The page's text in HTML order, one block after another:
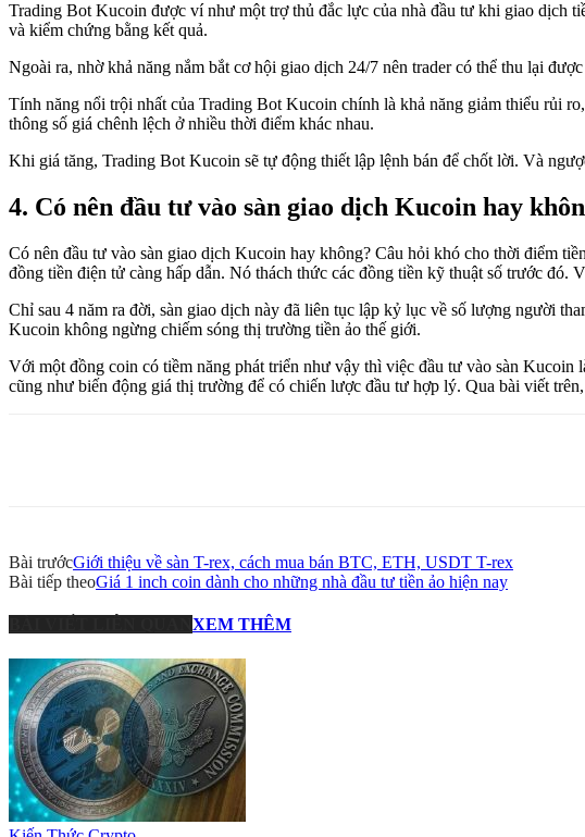
Trading Bot Kucoin được ví như một trợ thủ đắc lực của nhà đầu tư khi giao dịch
và kiểm chứng bằng kết quả.
Ngoài ra, nhờ khả năng nắm bắt cơ hội giao dịch 24/7 nên trader có thể thu lại
Tính năng nổi trội nhất của Trading Bot Kucoin chính là khả năng giảm thiểu rủi
thông số giá chênh lệch ở nhiều thời điểm khác nhau.
Khi giá tăng, Trading Bot Kucoin sẽ tự động thiết lập lệnh bán để chốt lời. Và
4. Có nên đầu tư vào sàn giao dịch Kucoin hay
Có nên đầu tư vào sàn giao dịch Kucoin hay không? Câu hỏi khó cho thời điểm
đồng tiền điện tử càng hấp dẫn. Nó thách thức các đồng tiền kỹ thuật số trước đó.
Chỉ sau 4 năm ra đời, sàn giao dịch này đã liên tục lập kỷ lục về số lượng người
Kucoin không ngừng chiếm sóng thị trường tiền ảo thế giới.
Với một đồng coin có tiềm năng phát triển như vậy thì việc đầu tư vào sàn
cũng như biến động giá thị trường để có chiến lược đầu tư hợp lý. Qua bài viết
Bài trướcGiới thiệu về sàn T-rex, cách mua bán BTC, ETH, USDT T-rex
Bài tiếp theoGiá 1 inch coin dành cho những nhà đầu tư tiền ảo hiện nay
XEM THÊM